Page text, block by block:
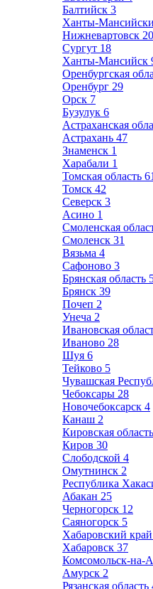
Балтийск 3
Ханты-
Нижневартовск 20
Сургут 18
Ханты-Мансийск
Оренбургская
Оренбург 29
Орск 7
Бузулук 6
Астраханская
Астрахань 47
Знаменск 1
Харабали 1
Томская область 61
Томск 42
Северск 3
Асино 1
Смоленская
Смоленск 31
Вязьма 4
Сафоново 3
Брянская область
Брянск 39
Почеп 2
Унеча 2
Ивановская
Иваново 28
Шуя 6
Тейково 5
Чувашская
Чебоксары 28
Новочебоксарск 4
Канаш 2
Кировская область
Киров 30
Слободской 4
Омутнинск 2
Республика
Абакан 25
Черногорск 12
Саяногорск 5
Хабаровский край
Хабаровск 37
Комсомольск-на-
Амурск 2
Рязанская область